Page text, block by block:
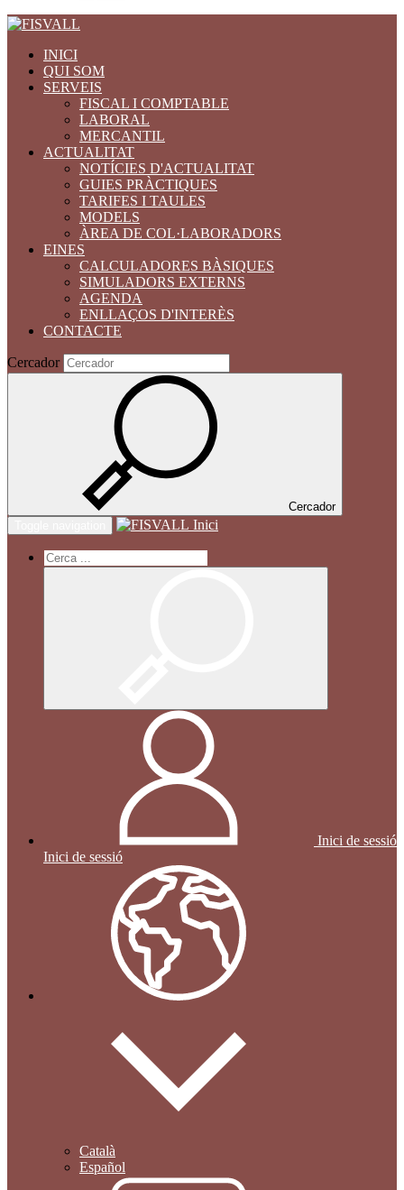
INICI
QUI SOM
SERVEIS
FISCAL I COMPTABLE
LABORAL
MERCANTIL
ACTUALITAT
NOTÍCIES D'ACTUALITAT
GUIES PRÀCTIQUES
TARIFES I TAULES
MODELS
ÀREA DE COL·LABORADORS
EINES
CALCULADORES BÀSIQUES
SIMULADORS EXTERNS
AGENDA
ENLLAÇOS D'INTERÈS
CONTACTE
Cercador
Cercador
Inici
Inici de sessió
Inici de sessió
Català
Español